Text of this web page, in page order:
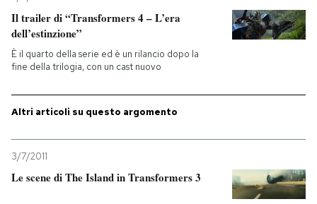
PODCAST
NEWSLETTER
I MIEI PREFERITI
Il trailer di “Transformers 4 – L’era
dell’estinzione”
È il quarto della serie ed è un rilancio dopo la
fine della trilogia, con un cast nuovo
Altri articoli su questo argomento
3/7/2011
Le scene di The Island in Transformers 3